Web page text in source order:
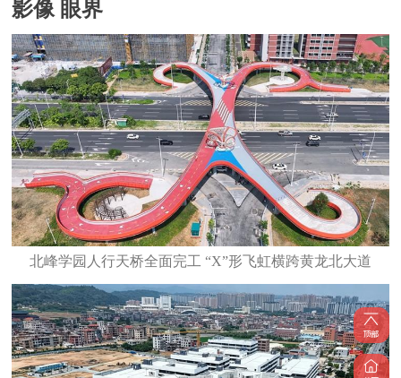
影像 眼界
北峰学园人行天桥全面完工 “X”形飞虹横跨黄龙北大道